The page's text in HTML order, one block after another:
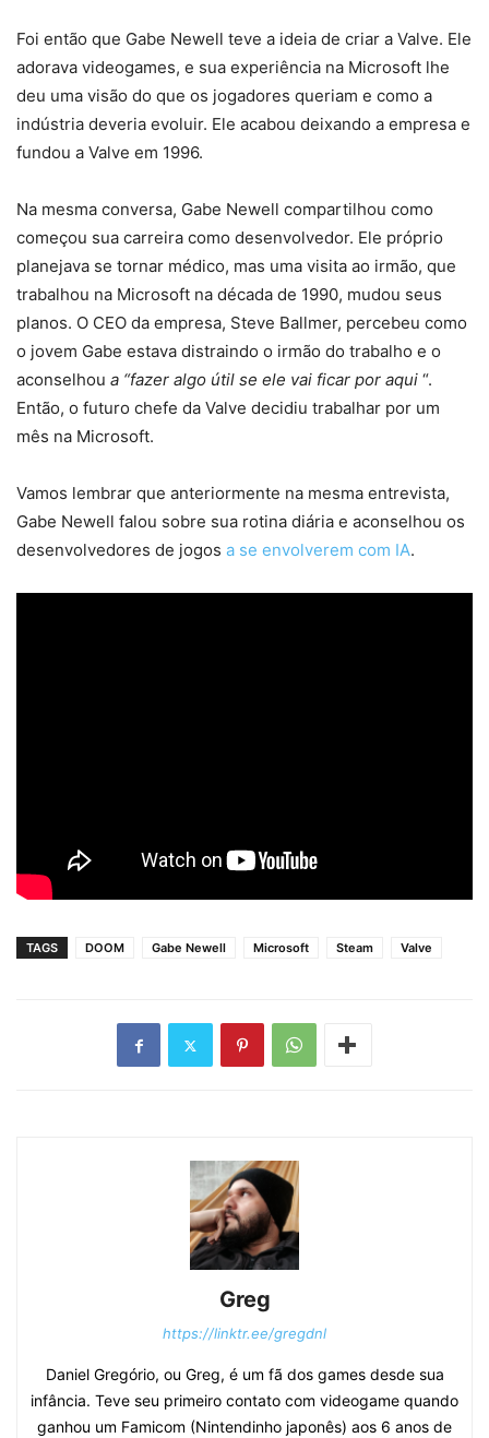
Foi então que Gabe Newell teve a ideia de criar a Valve. Ele
adorava videogames, e sua experiência na Microsoft lhe
deu uma visão do que os jogadores queriam e como a
indústria deveria evoluir. Ele acabou deixando a empresa e
fundou a Valve em 1996.
Na mesma conversa, Gabe Newell compartilhou como
começou sua carreira como desenvolvedor. Ele próprio
planejava se tornar médico, mas uma visita ao irmão, que
trabalhou na Microsoft na década de 1990, mudou seus
planos. O CEO da empresa, Steve Ballmer, percebeu como
o jovem Gabe estava distraindo o irmão do trabalho e o
aconselhou a “fazer algo útil se ele vai ficar por aqui “.
Então, o futuro chefe da Valve decidiu trabalhar por um
mês na Microsoft.
Vamos lembrar que anteriormente na mesma entrevista,
Gabe Newell falou sobre sua rotina diária e aconselhou os
desenvolvedores de jogos a se envolverem com IA.
TAGS DOOM Gabe Newell Microsoft Steam Valve
Greg
https://linktr.ee/gregdnl
Daniel Gregório, ou Greg, é um fã dos games desde sua
infância. Teve seu primeiro contato com videogame quando
ganhou um Famicom (Nintendinho japonês) aos 6 anos de